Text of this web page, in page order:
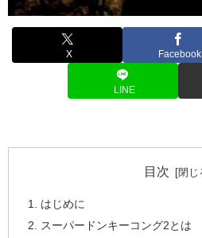
X Facebook
LINE
目次
はじめに
スーパードンキーコング2とは